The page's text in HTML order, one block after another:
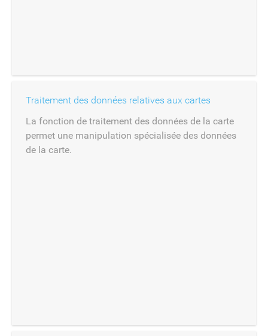
Traitement des données relatives aux cartes
La fonction de traitement des données de la carte
permet une manipulation spécialisée des données
de la carte.